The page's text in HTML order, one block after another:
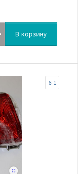
В корзину
6-1